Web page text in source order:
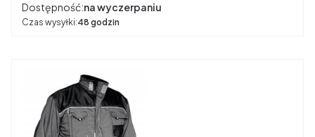
Dostępność:na wyczerpaniu
Czas wysyłki:48 godzin